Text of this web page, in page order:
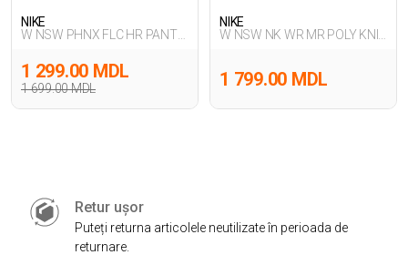
NIKE
W NSW PHNX FLC HR PANT
1 699.00 MDL
1 299.00 MDL
NIKE
W NSW NK WR MR POLY KNIT
1 799.00 MDL
Retur ușor
Puteți returna articolele neutilizate în perioada de
returnare.